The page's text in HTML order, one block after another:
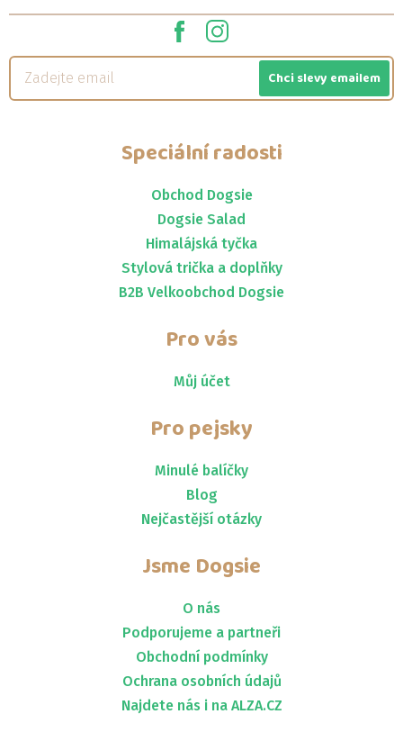
Chci slevy emailem
Speciální radosti
Obchod Dogsie
Dogsie Salad
Himalájská tyčka
Stylová trička a doplňky
B2B Velkoobchod Dogsie
Pro vás
Můj účet
Pro pejsky
Minulé balíčky
Blog
Nejčastější otázky
Jsme Dogsie
O nás
Podporujeme a partneři
Obchodní podmínky
Ochrana osobních údajů
Najdete nás i na ALZA.CZ